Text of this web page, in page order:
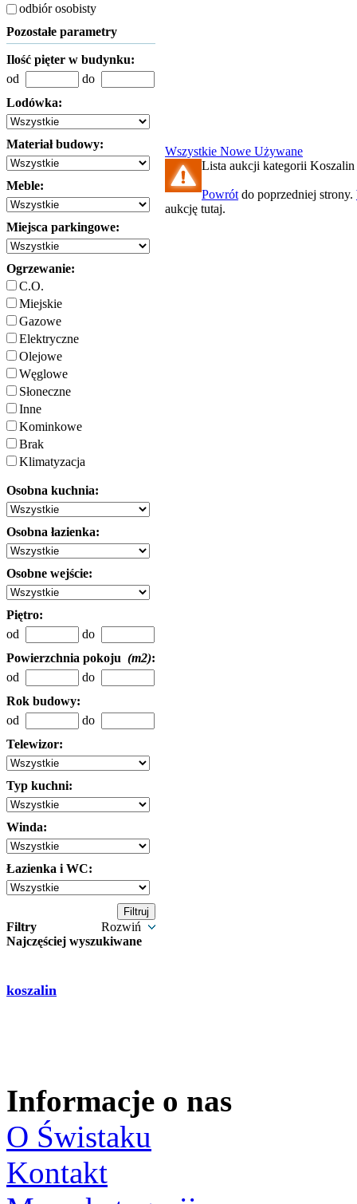
odbiór osobisty
Pozostałe parametry
Ilość pięter w budynku:
od
do
Lodówka:
Materiał budowy:
Meble:
Miejsca parkingowe:
Ogrzewanie:
C.O.
Miejskie
Gazowe
Elektryczne
Olejowe
Węglowe
Słoneczne
Inne
Kominkowe
Brak
Klimatyzacja
Osobna kuchnia:
Osobna łazienka:
Osobne wejście:
Piętro:
od
do
Powierzchnia pokoju (m2):
od
do
Rok budowy:
od
do
Telewizor:
Typ kuchni:
Winda:
Łazienka i WC:
Filtry
Rozwiń
Najczęściej wyszukiwane
koszalin
Wszystkie Nowe Używane
Lista aukcji kategorii Koszalin
Powrót do poprzedniej strony.
aukcję tutaj.
Informacje o nas
O Świstaku
Kontakt